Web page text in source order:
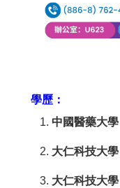
學歷：
中國醫藥大
大仁科技大
大仁科技大